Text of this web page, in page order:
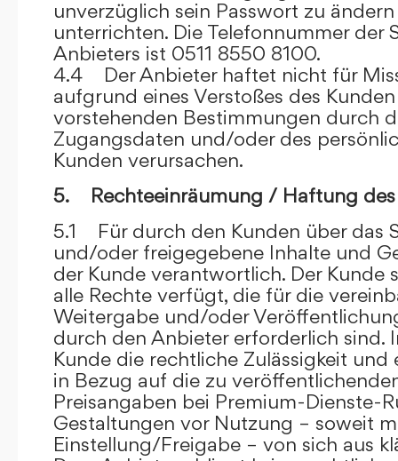
unverzüglich sein Passwort zu
unterrichten. Die Telefonnummer der
Anbieters ist 0511 8550 8100.
4.4 Der Anbieter haftet nicht für
aufgrund eines Verstoßes des
vorstehenden Bestimmungen durch
Zugangsdaten und/oder des
Kunden verursachen.
5. Rechteeinräumung / Haftung des
5.1 Für durch den Kunden über das
und/oder freigegebene Inhalte und
der Kunde verantwortlich. Der Kunde
alle Rechte verfügt, die für die
Weitergabe und/oder
durch den Anbieter erforderlich sind.
Kunde die rechtliche Zulässigkeit
in Bezug auf die zu
Preisangaben bei Premium-Dienste-
Gestaltungen vor Nutzung – soweit
Einstellung/Freigabe – von sich aus